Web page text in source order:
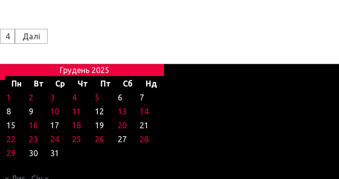
4 Далі
Грудень 2025
Пн
Вт Ср Чт Пт Сб
Нд
1
2 3 4 5 6
7
8
9 10 11 12 13
14
15
16 17 18 19 20
21
22
23 24 25 26 27
28
29
30 31